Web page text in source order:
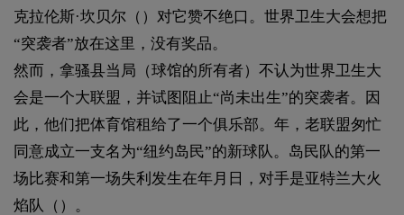
克拉伦斯·坎贝尔（）对它赞不绝口。世界卫生大会想把
“突袭者”放在这里，没有奖品。
然而，拿骚县当局（球馆的所有者）不认为世界卫生大
会是一个大联盟，并试图阻止“尚未出生”的突袭者。因
此，他们把体育馆租给了一个俱乐部。年，老联盟匆忙
同意成立一支名为“纽约岛民”的新球队。岛民队的第一
场比赛和第一场失利发生在年月日，对手是亚特兰大火
焰队（）。